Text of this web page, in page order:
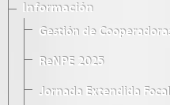
Información
Gestión de
ReNPE 2025
Jornada Extendida